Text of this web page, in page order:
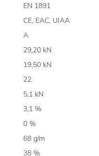
EN 1891
CE, EAC, UIAA
A
29,20 kN
19,50 kN
22
5,1 kN
3,1 %
0 %
68 g/m
38 %